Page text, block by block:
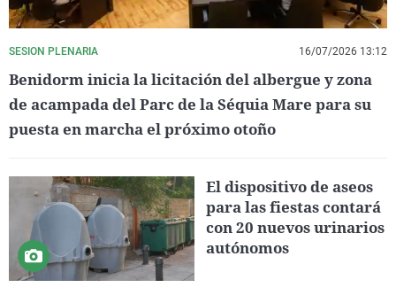
SESION PLENARIA 16/07/2026 13:12
Benidorm inicia la licitación del albergue y zona
de acampada del Parc de la Séquia Mare para su
puesta en marcha el próximo otoño
El dispositivo de aseos
para las fiestas contará
con 20 nuevos urinarios
autónomos